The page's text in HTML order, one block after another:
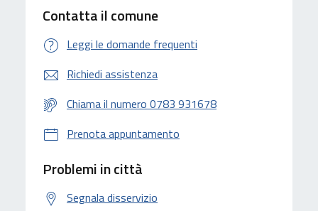
Contatta il comune
Leggi le domande frequenti
Richiedi assistenza
Chiama il numero 0783 931678
Prenota appuntamento
Problemi in città
Segnala disservizio